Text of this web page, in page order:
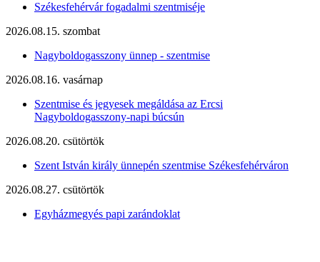
Székesfehérvár fogadalmi szentmiséje
2026.08.15. szombat
Nagyboldogasszony ünnep - szentmise
2026.08.16. vasárnap
Szentmise és jegyesek megáldása az Ercsi
Nagyboldogasszony-napi búcsún
2026.08.20. csütörtök
Szent István király ünnepén szentmise Székesfehérváron
2026.08.27. csütörtök
Egyházmegyés papi zarándoklat